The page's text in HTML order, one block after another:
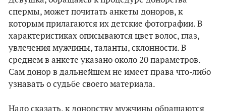
спермы, может почитать анкеты доноров, к
которым прилагаются их детские фотографии. В
характеристиках описываются цвет волос, глаз,
увлечения мужчины, таланты, склонности. В
среднем в анкете указано около 20 параметров.
Сам донор в дальнейшем не имеет права что-либо
узнавать о судьбе своего материала.
Надо сказать, к донорству мужчины обращаются